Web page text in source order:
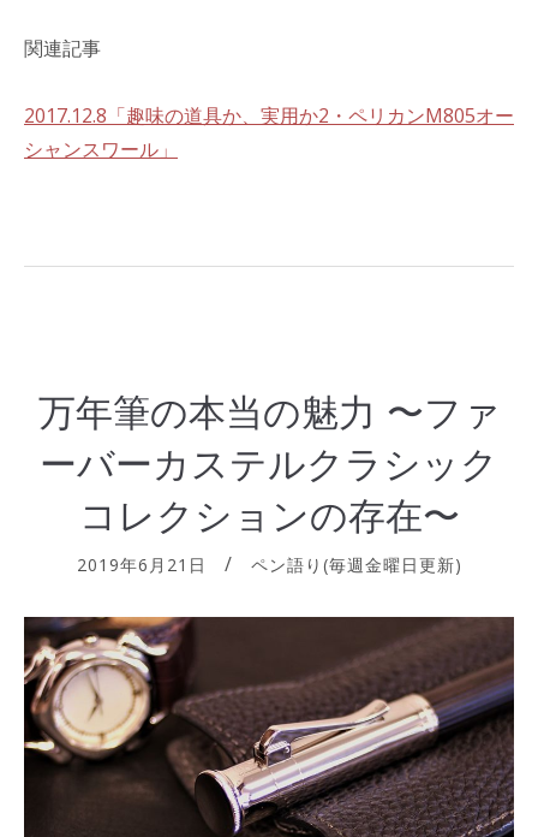
関連記事
2017.12.8「趣味の道具か、実用か2・ペリカンM805オー
シャンスワール」
万年筆の本当の魅力 〜ファ
ーバーカステルクラシック
コレクションの存在〜
2019年6月21日 ペン語り(毎週金曜日更新)